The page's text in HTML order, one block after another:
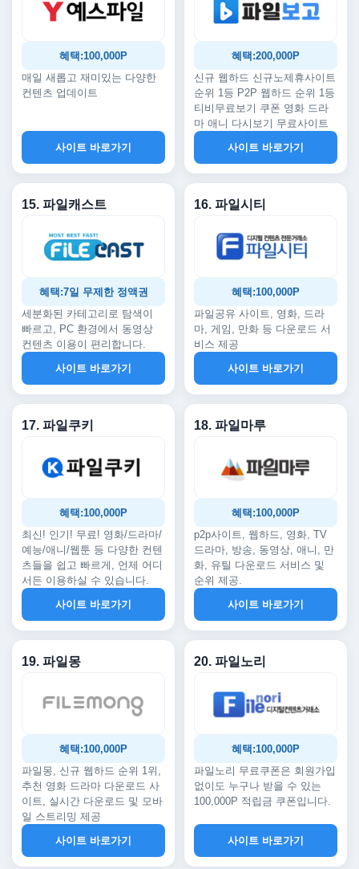
혜택:100,000P
매일 새롭고 재미있는 다양한
컨텐츠 업데이트
사이트 바로가기
혜택:200,000P
신규 웹하드 신규노제휴사이트
순위 1등 P2P 웹하드 순위 1등
티비무료보기 쿠폰 영화 드라
마 애니 다시보기 무료사이트
사이트 바로가기
15. 파일캐스트
혜택:7일 무제한 정액권
세분화된 카테고리로 탐색이
빠르고, PC 환경에서 동영상
컨텐츠 이용이 편리합니다.
사이트 바로가기
16. 파일시티
혜택:100,000P
파일공유 사이트, 영화, 드라
마, 게임, 만화 등 다운로드 서
비스 제공
사이트 바로가기
17. 파일쿠키
혜택:100,000P
최신! 인기! 무료! 영화/드라마/
예능/애니/웹툰 등 다양한 컨텐
츠들을 쉽고 빠르게, 언제 어디
서든 이용하실 수 있습니다.
사이트 바로가기
18. 파일마루
혜택:100,000P
p2p사이트, 웹하드, 영화, TV
드라마, 방송, 동영상, 애니, 만
화, 유틸 다운로드 서비스 및
순위 제공.
사이트 바로가기
19. 파일몽
혜택:100,000P
파일몽, 신규 웹하드 순위 1위,
추천 영화 드라마 다운로드 사
이트, 실시간 다운로드 및 모바
일 스트리밍 제공
사이트 바로가기
20. 파일노리
혜택:100,000P
파일노리 무료쿠폰은 회원가입
없이도 누구나 받을 수 있는
100,000P 적립금 쿠폰입니다.
사이트 바로가기